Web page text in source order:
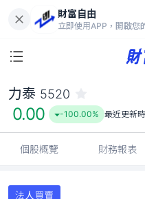
財富自由
立即使用APP，開啟您
0.00
-
力泰 5520
0.00 -100.00% 最近更新
個股概覽 財務報表
法人買賣